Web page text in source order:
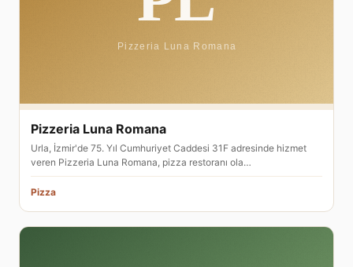
Pizzeria Luna Romana
Urla, İzmir'de 75. Yıl Cumhuriyet Caddesi 31F adresinde hizmet
veren Pizzeria Luna Romana, pizza restoranı ola…
Pizza